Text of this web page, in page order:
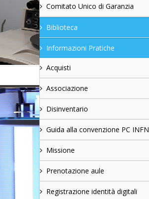
Comitato Unico di Garanzia
Biblioteca
Informazioni Pratiche
Acquisti
Associazione
Disinventario
Guida alla convenzione PC INFN
Missione
Prenotazione aule
Registrazione identità digitali